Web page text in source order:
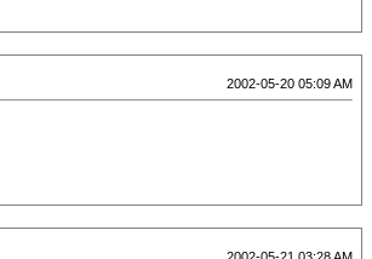
2002-05-20 05:09 AM